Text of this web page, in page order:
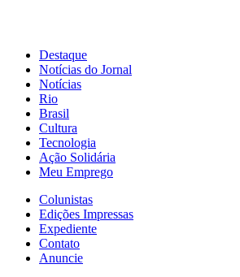
Destaque
Notícias do Jornal
Notícias
Rio
Brasil
Cultura
Tecnologia
Ação Solidária
Meu Emprego
Colunistas
Edições Impressas
Expediente
Contato
Anuncie